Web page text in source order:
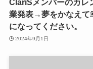
ClariSメンバーのカレ
業発表→夢をかなえて
になってください。
2024年9月1日